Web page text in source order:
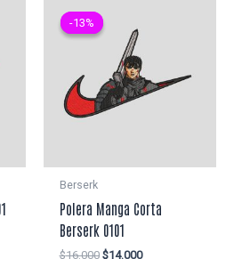
-13%
-13%
Berserk
Polera Manga Corta
Berserk 0101
$16.000 El
$14.000El